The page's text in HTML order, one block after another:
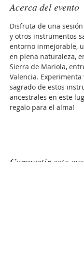
Acerca del evento
Disfruta de una
y otros instrumentos
entorno inmejorable,
en plena naturaleza,
Sierra de Mariola,
Valencia. Experimenta
sagrado de estos
ancestrales en este
regalo para el alma!
Compartir este